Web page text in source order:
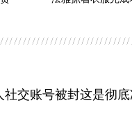
交账号被封这是彻